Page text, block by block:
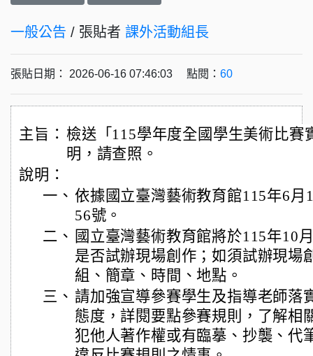
一般公告 / 張貼者 課外活動組長
張貼日期： 2026-06-16 07:46:03 點閱： 60
主旨： 檢送「115學年度全國學生美術比賽
明，請查照。
說明：
一、 依據國立臺灣藝術教育館115年6月
56號。
二、 國立臺灣藝術教育館將於115年10
是否試辦現場創作；如須試辦現場
組、簡章、時間、地點。
三、 請加強宣導參賽學生及指導老師落
態度，詳閱要點參賽規則，了解相
犯他人著作權或有臨摹、抄襲、代